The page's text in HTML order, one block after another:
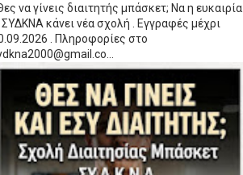
(VIDEO)
να γίνεις διαιτητής μπάσκετ; Να η ευκαιρία.
κάνει νέα σχολή . Εγγραφές μέχρι
. Πληροφορίες στο